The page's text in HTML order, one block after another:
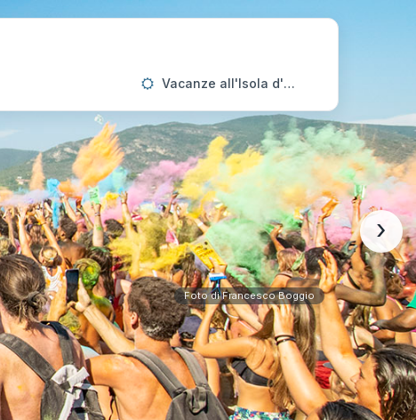
Vacanze all'Isola d'Elba
Foto di Francesco Boggio
›